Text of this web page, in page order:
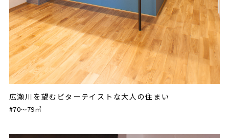
広瀬川を望むビターテイストな大人の住まい
#70〜79㎡